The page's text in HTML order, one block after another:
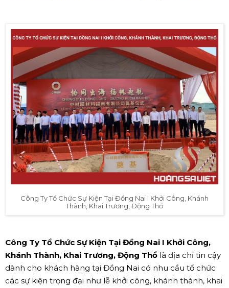
Công Ty Tổ Chức Sự Kiện Tại Đồng Nai I Khởi Công, Khánh
Thành, Khai Trương, Động Thổ
Công Ty Tổ Chức Sự Kiện Tại Đồng Nai I Khởi Công,
Khánh Thành, Khai Trương, Động Thổ là địa chỉ tin cậy
dành cho khách hàng tại Đồng Nai có nhu cầu tổ chức
các sự kiện trọng đại như lễ khởi công, khánh thành, khai